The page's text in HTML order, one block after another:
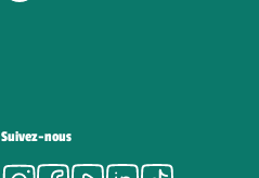
Suivez-nous